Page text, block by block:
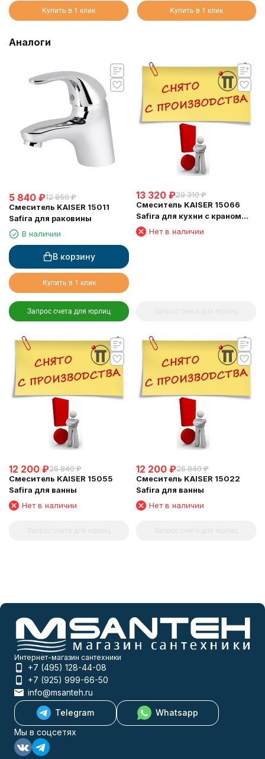
Купить в 1 клик Купить в 1 клик
Аналоги
5 840 ₽12 850 ₽
Смеситель KAISER 15011
Safira для раковины
В наличии
В корзину
Купить в 1 клик
Запрос счета для юрлиц
13 320 ₽29 310 ₽
Смеситель KAISER 15066
Safira для кухни с краном
для питьевой воды
Нет в наличии
12 200 ₽26 840 ₽
Смеситель KAISER 15055
Safira для ванны
Нет в наличии
12 200 ₽26 840 ₽
Смеситель KAISER 15022
Safira для ванны
Нет в наличии
Интернет-магазин сантехники
+7 (495) 128-44-08
+7 (925) 999-66-50
info@msanteh.ru
Telegram
Whatsapp
Мы в соцсетях